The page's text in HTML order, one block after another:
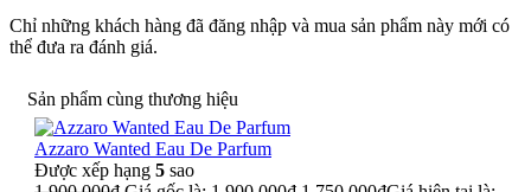
Chỉ những khách hàng đã đăng nhập và mua sản phẩm này mới có
thể đưa ra đánh giá.
Sản phẩm cùng thương hiệu
Azzaro Wanted Eau De Parfum
Được xếp hạng 5 sao